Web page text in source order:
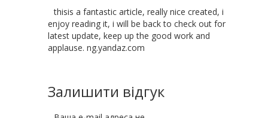
thisis a fantastic article, really nice created, i
enjoy reading it, i will be back to check out for
latest update, keep up the good work and
applause. ng.yandaz.com
Залишити відгук